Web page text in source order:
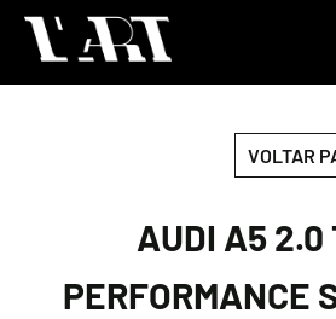
VOLTAR
AUDI A5 2.0
PERFORMANCE